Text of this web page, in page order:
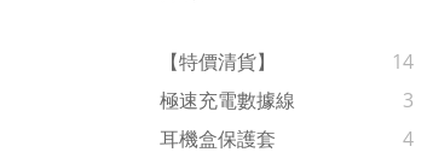
【特價清貨】
14
極速充電數據線
3
耳機盒保護套
4